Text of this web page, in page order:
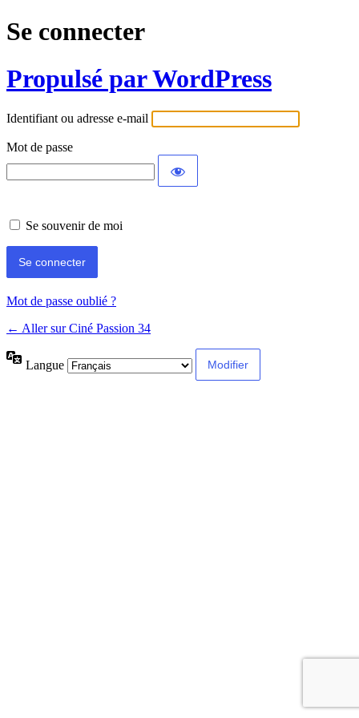
Se connecter
Propulsé par WordPress
Identifiant ou adresse e-mail
Mot de passe
Se souvenir de moi
Mot de passe oublié ?
← Aller sur Ciné Passion 34
Langue